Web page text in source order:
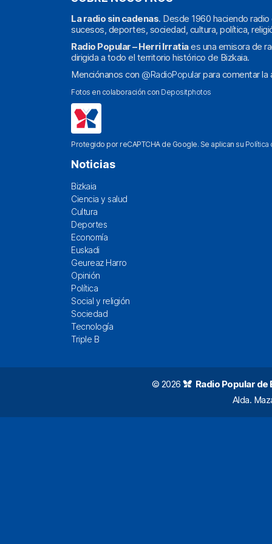
La radio sin cadenas. Desde 1960 haciendo
sucesos, deportes, sociedad, cultura, política,
Radio Popular – Herri Irratiaes una emisora de
dirigida a todo el territorio histórico de Bizkaia.
Menciónanos con @RadioPopularpara comentar la
Fotos en colaboración con Depositphotos
Protegido por reCAPTCHA de Google. Se aplican su Política
Noticias
Bizkaia
Ciencia y salud
Cultura
Deportes
Economía
Euskadi
Geureaz Harro
Opinión
Política
Social y religión
Sociedad
Tecnología
Triple B
© 2026 Radio Popular de
Alda.